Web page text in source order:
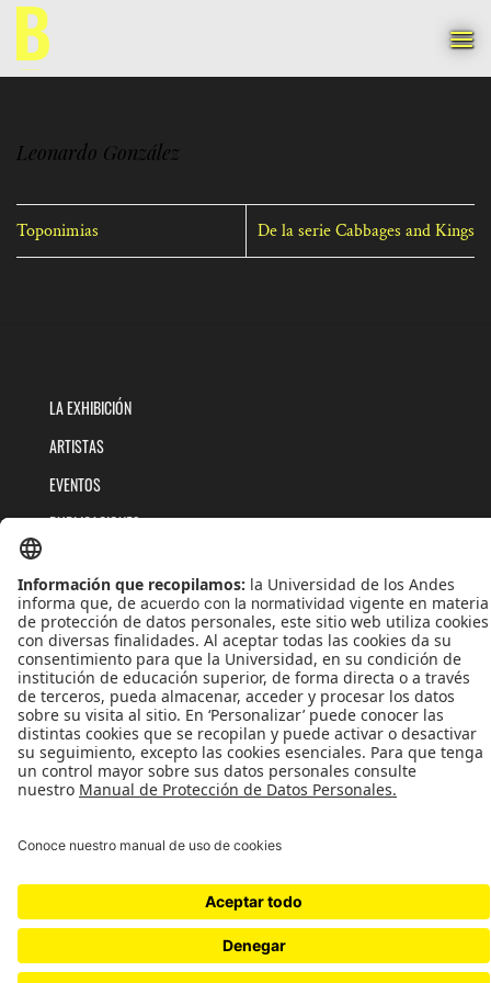
Saltar
contenido
Leonardo González
Toponimias De la serie Cabbages and Kings
LA EXHIBICIÓN
ARTISTAS
EVENTOS
PUBLICACIONES
POLÍTICAS DE TRATAMIENTOS DE DATOS
TÉRMINOS Y CONDICIONES
Reconocimiento como Universidad: Decreto 1297 del 30 de mayo de 1964.